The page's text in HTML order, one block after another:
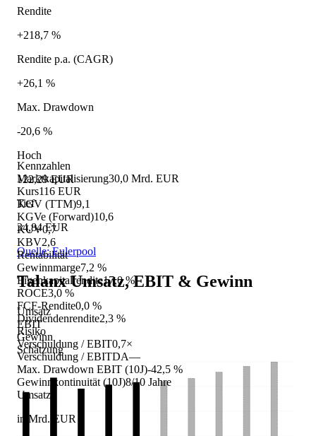
Kennzahlen
Marktkapitalisierung30,0 Mrd. EUR
Kurs116 EUR
KGV (TTM)9,1
KGVe (Forward)10,6
KUV0,7
KBV2,6
Rentabilität
Gewinnmarge7,2 %
Eigenkapitalrendite17,0 %
ROCE3,0 %
FCF-Rendite0,0 %
Dividendenrendite2,3 %
Risiko
Verschuldung / EBIT0,7×
Verschuldung / EBITDA—
Max. Drawdown EBIT (10J)-42,5 %
Gewinnkontinuität (10J)8/10 Jahre
Umsatz
in Mrd. EUR
Rendite
+218,7 %
Rendite p.a. (CAGR)
+26,1 %
Max. Drawdown
-20,6 %
Hoch
122,29 EUR
Tief
34,84 EUR
Quelle: Eulerpool
TalanxUmsatz, EBIT & Gewinn
Umsatz
EBIT
Gewinn
Schätzung